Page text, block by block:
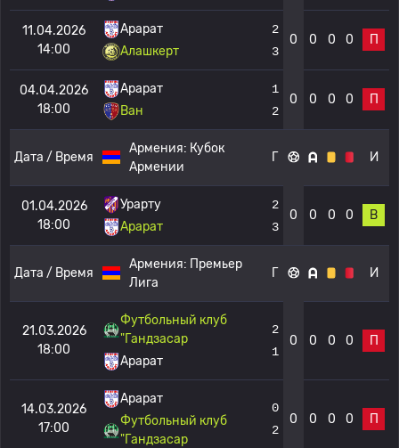
11.04.2026
14:00
Арарат
Алашкерт
2
3
0 0 0 0 П
04.04.2026
18:00
Арарат
Ван
1
2
0 0 0 0 П
Дата / Время
Армения: Кубок
Армении
Г И
01.04.2026
18:00
Урарту
Арарат
2
3
0 0 0 0 В
Дата / Время
Армения: Премьер
Лига
Г И
21.03.2026
18:00
Футбольный клуб
"Гандзасар
Арарат
2
1
0 0 0 0 П
14.03.2026
17:00
Арарат
Футбольный клуб
"Гандзасар
0
2
0 0 0 0 П